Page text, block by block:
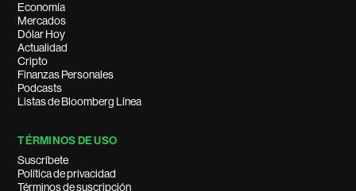
Economía
Mercados
Dólar Hoy
Actualidad
Cripto
Finanzas Personales
Podcasts
Listas de Bloomberg Línea
TÉRMINOS DE USO
Suscríbete
Política de privacidad
Términos de suscripción